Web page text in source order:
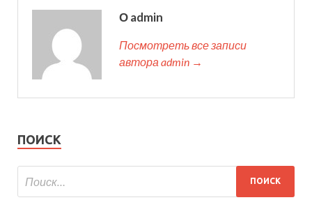
О admin
Посмотреть все записи
автора admin →
ПОИСК